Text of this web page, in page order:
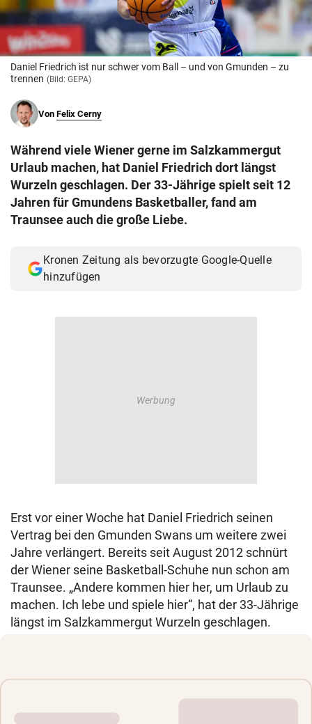
© Krone Multimedia GmbH & Co KG 2026
Muthgasse 2, 1190 Wien
Daniel Friedrich ist nur schwer vom Ball – und von Gmunden – zu
trennen (Bild: GEPA)
Von Felix Cerny
Während viele Wiener gerne im Salzkammergut
Urlaub machen, hat Daniel Friedrich dort längst
Wurzeln geschlagen. Der 33-Jährige spielt seit 12
Jahren für Gmundens Basketballer, fand am
Traunsee auch die große Liebe.
Kronen Zeitung als bevorzugte Google-Quelle
hinzufügen
Erst vor einer Woche hat Daniel Friedrich seinen
Vertrag bei den Gmunden Swans um weitere zwei
Jahre verlängert. Bereits seit August 2012 schnürt
der Wiener seine Basketball-Schuhe nun schon am
Traunsee. „Andere kommen hier her, um Urlaub zu
machen. Ich lebe und spiele hier“, hat der 33-Jährige
längst im Salzkammergut Wurzeln geschlagen.